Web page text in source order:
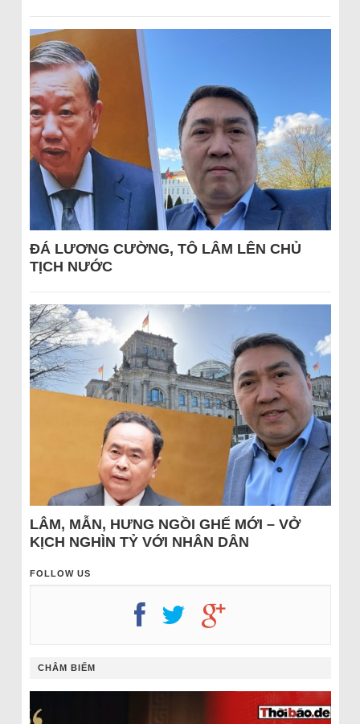
ĐÁ LƯƠNG CƯỜNG, TÔ LÂM LÊN CHỦ
TỊCH NƯỚC
LÂM, MẪN, HƯNG NGỒI GHẾ MỚI – VỞ
KỊCH NGHÌN TỶ VỚI NHÂN DÂN
FOLLOW US
CHÂM BIẾM